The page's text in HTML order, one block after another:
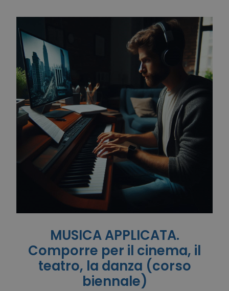
MUSICA APPLICATA.
Comporre per il cinema, il
teatro, la danza (corso
biennale)